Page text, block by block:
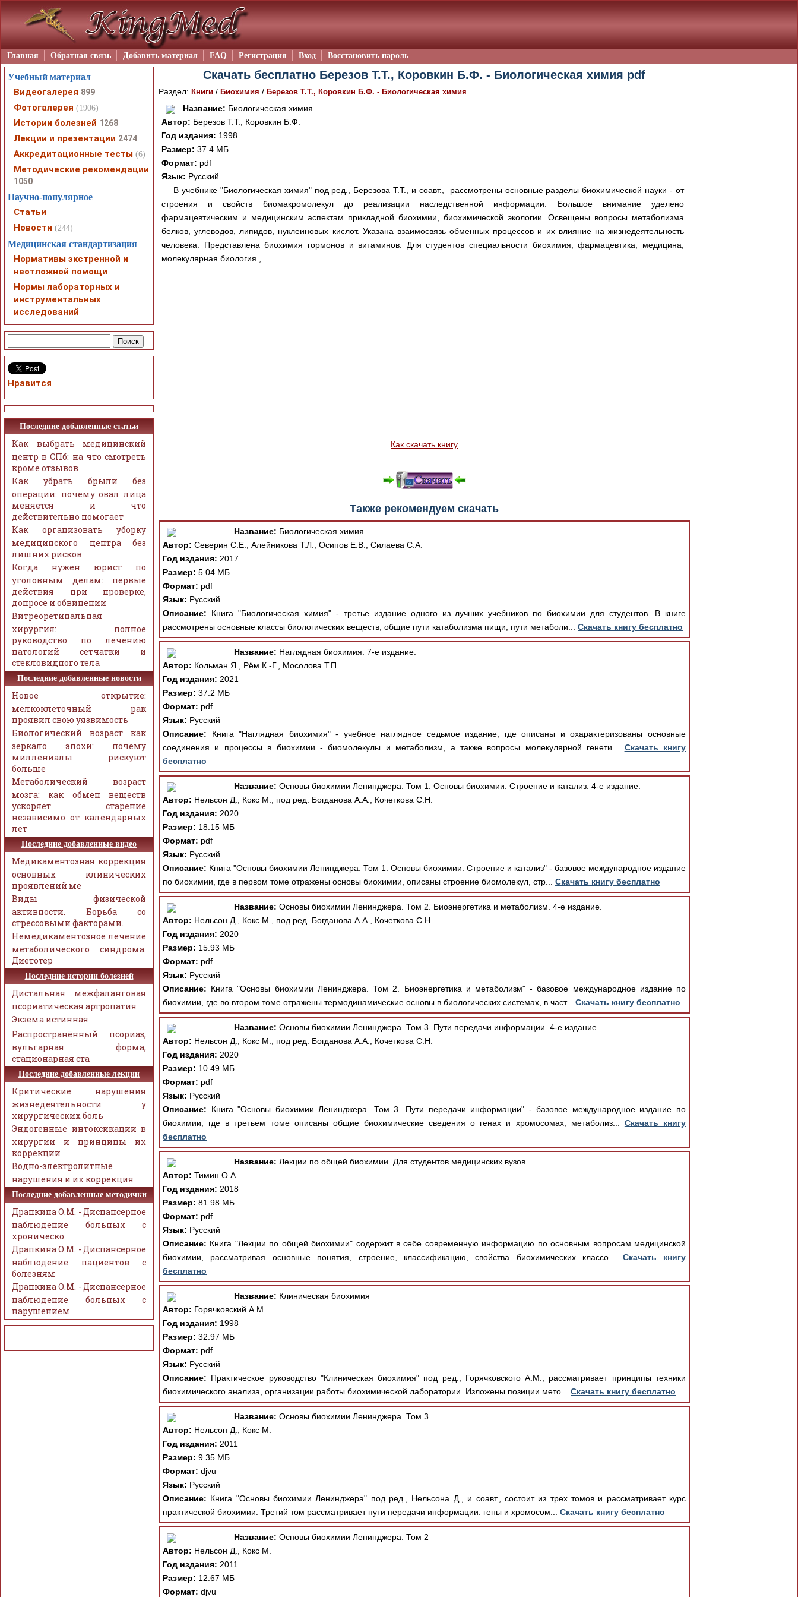
Главная Обратная связь Добавить материал FAQ Регистрация Вход Восстановить пароль
Скачать бесплатно Березов Т.Т., Коровкин Б.Ф. - Биологическая химия pdf
Раздел: Книги / Биохимия / Березов Т.Т., Коровкин Б.Ф. - Биологическая химия
Название: Биологическая химия
Автор: Березов Т.Т., Коровкин Б.Ф.
Год издания: 1998
Размер: 37.4 МБ
Формат: pdf
Язык: Русский
В учебнике "Биологическая химия" под ред., Березова Т.Т., и соавт., рассмотрены основные разделы биохимической науки - от
строения и свойств биомакромолекул до реализации наследственной информации. Большое внимание уделено
фармацевтическим и медицинским аспектам прикладной биохимии, биохимической экологии. Освещены вопросы метаболизма
белков, углеводов, липидов, нуклеиновых кислот. Указана взаимосвязь обменных процессов и их влияние на жизнедеятельность
человека. Представлена биохимия гормонов и витаминов. Для студентов специальности биохимия, фармацевтика, медицина,
молекулярная биология.,
Как скачать книгу
Также рекомендуем скачать
Название: Биологическая химия.
Автор: Северин С.Е., Алейникова Т.Л., Осипов Е.В., Силаева С.А.
Год издания: 2017
Размер: 5.04 МБ
Формат: pdf
Язык: Русский
Описание: Книга "Биологическая химия" - третье издание одного из лучших учебников по биохимии для студентов. В книге
рассмотрены основные классы биологических веществ, общие пути катаболизма пищи, пути метаболи... Скачать книгу бесплатно
Название: Наглядная биохимия. 7-е издание.
Автор: Кольман Я., Рём К.-Г., Мосолова Т.П.
Год издания: 2021
Размер: 37.2 МБ
Формат: pdf
Язык: Русский
Описание: Книга "Наглядная биохимия" - учебное наглядное седьмое издание, где описаны и охарактеризованы основные
соединения и процессы в биохимии - биомолекулы и метаболизм, а также вопросы молекулярной генети... Скачать книгу
бесплатно
Название: Основы биохимии Ленинджера. Том 1. Основы биохимии. Строение и катализ. 4-е издание.
Автор: Нельсон Д., Кокс М., под ред. Богданова А.А., Кочеткова С.Н.
Год издания: 2020
Размер: 18.15 МБ
Формат: pdf
Язык: Русский
Описание: Книга "Основы биохимии Ленинджера. Том 1. Основы биохимии. Строение и катализ" - базовое международное издание
по биохимии, где в первом томе отражены основы биохимии, описаны строение биомолекул, стр... Скачать книгу бесплатно
Название: Основы биохимии Ленинджера. Том 2. Биоэнергетика и метаболизм. 4-е издание.
Автор: Нельсон Д., Кокс М., под ред. Богданова А.А., Кочеткова С.Н.
Год издания: 2020
Размер: 15.93 МБ
Формат: pdf
Язык: Русский
Описание: Книга "Основы биохимии Ленинджера. Том 2. Биоэнергетика и метаболизм" - базовое международное издание по
биохимии, где во втором томе отражены термодинамические основы в биологических системах, в част... Скачать книгу бесплатно
Название: Основы биохимии Ленинджера. Том 3. Пути передачи информации. 4-е издание.
Автор: Нельсон Д., Кокс М., под ред. Богданова А.А., Кочеткова С.Н.
Год издания: 2020
Размер: 10.49 МБ
Формат: pdf
Язык: Русский
Описание: Книга "Основы биохимии Ленинджера. Том 3. Пути передачи информации" - базовое международное издание по
биохимии, где в третьем томе описаны общие биохимические сведения о генах и хромосомах, метаболиз... Скачать книгу
бесплатно
Название: Лекции по общей биохимии. Для студентов медицинских вузов.
Автор: Тимин О.А.
Год издания: 2018
Размер: 81.98 МБ
Формат: pdf
Язык: Русский
Описание: Книга "Лекции по общей биохимии" содержит в себе современную информацию по основным вопросам медицинской
биохимии, рассматривая основные понятия, строение, классификацию, свойства биохимических классо... Скачать книгу
бесплатно
Название: Клиническая биохимия
Автор: Горячковский А.М.
Год издания: 1998
Размер: 32.97 МБ
Формат: pdf
Язык: Русский
Описание: Практическое руководство "Клиническая биохимия" под ред., Горячковского А.М., рассматривает принципы техники
биохимического анализа, организации работы биохимической лаборатории. Изложены позиции мето... Скачать книгу бесплатно
Название: Основы биохимии Ленинджера. Том 3
Автор: Нельсон Д., Кокс М.
Год издания: 2011
Размер: 9.35 МБ
Формат: djvu
Язык: Русский
Описание: Книга "Основы биохимии Ленинджера" под ред., Нельсона Д., и соавт., состоит из трех томов и рассматривает курс
практической биохимии. Третий том рассматривает пути передачи информации: гены и хромосом... Скачать книгу бесплатно
Название: Основы биохимии Ленинджера. Том 2
Автор: Нельсон Д., Кокс М.
Год издания: 2011
Размер: 12.67 МБ
Формат: djvu
Учебный материал
Видеогалерея 899
Фотогалерея (1906)
Истории болезней 1268
Лекции и презентации 2474
Аккредитационные тесты (6)
Методические рекомендации
1050
Научно-популярное
Статьи
Новости (244)
Медицинская стандартизация
Нормативы экстренной и
неотложной помощи
Нормы лабораторных и
инструментальных
исследований
Нравится
Последние добавленные статьи
Как выбрать медицинский
центр в СПб: на что смотреть
кроме отзывов
Как убрать брыли без
операции: почему овал лица
меняется и что
действительно помогает
Как организовать уборку
медицинского центра без
лишних рисков
Когда нужен юрист по
уголовным делам: первые
действия при проверке,
допросе и обвинении
Витреоретинальная
хирургия: полное
руководство по лечению
патологий сетчатки и
стекловидного тела
Последние добавленные новости
Новое открытие:
мелкоклеточный рак
проявил свою уязвимость
Биологический возраст как
зеркало эпохи: почему
миллениалы рискуют
больше
Метаболический возраст
мозга: как обмен веществ
ускоряет старение
независимо от календарных
лет
Последние добавленные видео
Медикаментозная коррекция
основных клинических
проявлений ме
Виды физической
активности. Борьба со
стрессовыми факторами.
Немедикаментозное лечение
метаболического синдрома.
Диетотер
Последние истории болезней
Дистальная межфаланговая
псориатическая артропатия
Экзема истинная
Распространённый псориаз,
вульгарная форма,
стационарная ста
Последние добавленные лекции
Критические нарушения
жизнедеятельности у
хирургических боль
Эндогенные интоксикации в
хирургии и принципы их
коррекции
Водно-электролитные
нарушения и их коррекция
Последние добавленные методички
Драпкина О.М. - Диспансерное
наблюдение больных с
хроническо
Драпкина О.М. - Диспансерное
наблюдение пациентов с
болезням
Драпкина О.М. - Диспансерное
наблюдение больных с
нарушением